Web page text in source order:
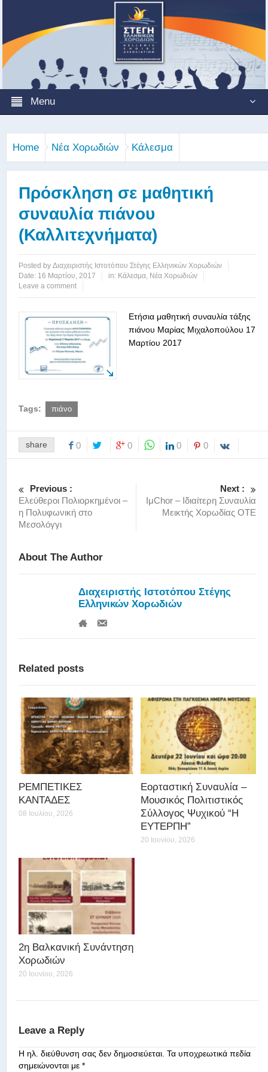
Menu
Home Νέα Χορωδιών Κάλεσμα
Πρόσκληση σε μαθητική
συναυλία πιάνου
(Καλλιτεχνήματα)
Posted by Διαχειριστής Ιστοτόπου Στέγης Ελληνικών Χορωδιών
Date: 16 Μαρτίου, 2017 in: Κάλεσμα Νέα Χορωδιών
Leave a comment
Ετήσια μαθητική συναυλία τάξης
πιάνου Μαρίας Μιχαλοπούλου 17
Μαρτίου 2017
Tags: πιάνο
share 0 0 0 0
Previous :
Ελεύθεροι Πολιορκημένοι –
η Πολυφωνική στο
Μεσολόγγι
Next :
ΙμChor – Ιδιαίτερη Συναυλία
Μεικτής Χορωδίας ΟΤΕ
About The Author
Διαχειριστής Ιστοτόπου Στέγης
Ελληνικών Χορωδιών
Related posts
ΡΕΜΠΕΤΙΚΕΣ
ΚΑΝΤΑΔΕΣ
08 Ιουλίου, 2026
Εορταστική Συναυλία –
Μουσικός Πολιτιστικός
Σύλλογος Ψυχικού “Η
ΕΥΤΕΡΠΗ”
20 Ιουνίου, 2026
2η Βαλκανική Συνάντηση
Χορωδιών
20 Ιουνίου, 2026
Leave a Reply
Η ηλ. διεύθυνση σας δεν δημοσιεύεται. Τα υποχρεωτικά πεδία
σημειώνονται με *